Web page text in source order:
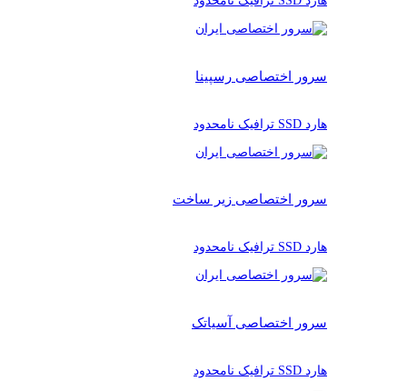
سرور اختصاصی رسپینا
هارد SSD ترافیک نامحدود
سرور اختصاصی زیر ساخت
هارد SSD ترافیک نامحدود
سرور اختصاصی آسیاتک
هارد SSD ترافیک نامحدود